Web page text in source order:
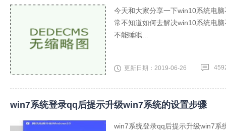
今天和大家分享一下win10系统电
常不知道如何去解决win10系统电
不能睡眠...
更新日期：2019-06-26
win7系统登录qq后提示升级win7系统的设置步骤
win7系统登录qq后提示升级win7系